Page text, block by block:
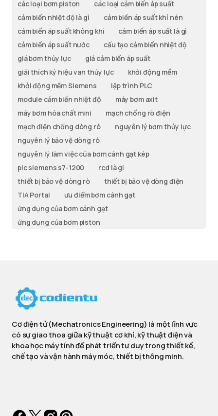
các loại bơm piston
các loại cảm biến áp suất
cảm biến nhiệt độ là gì
cảm biến áp suất khí nén
cảm biến áp suất không khí
cảm biến áp suất là gì
cảm biến áp suất nước
cấu tạo cảm biến nhiệt độ
giá bơm thủy lực
giá cảm biến áp suất
giải thích ký hiệu van thủy lực
khởi động mềm
khởi động mềm Siemens
lập trình PLC
module cảm biến nhiệt độ
máy bơm axit
máy bơm hóa chất mini
mạch chống rò điện
mạch điện chống dòng rò
nguyên lý bơm thủy lực
nguyên lý bảo vệ dòng rò
nguyên lý làm việc của bơm cánh gạt kép
plc siemens s7-1200
rcd là gi
thiết bị bảo vệ dòng rò
thiết bị bảo vệ dòng điện
TIA Portal
ưu điểm bơm cánh gạt
ứng dụng của bơm cánh gạt
ứng dụng của bơm piston
Cơ điện tử (Mechatronics Engineering) là một lĩnh vực
có sự giao thoa giữa kỹ thuật cơ khí, kỹ thuật điện và
khoa học máy tính để phát triển tư duy trong thiết kế,
chế tạo và vận hành máy móc, thiết bị thông minh.